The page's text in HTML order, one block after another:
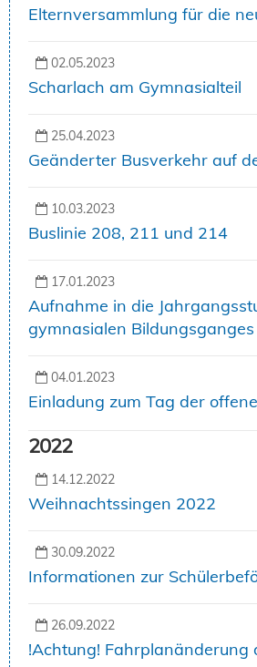
Elternversammlung für die
02.05.2023
Scharlach am Gymnasialteil
25.04.2023
Geänderter Busverkehr auf
10.03.2023
Buslinie 208, 211 und 214
17.01.2023
Aufnahme in die
gymnasialen Bildungsganges
04.01.2023
Einladung zum Tag der
2022
14.12.2022
Weihnachtssingen 2022
30.09.2022
Informationen zur
26.09.2022
!Achtung! Fahrplanänderung